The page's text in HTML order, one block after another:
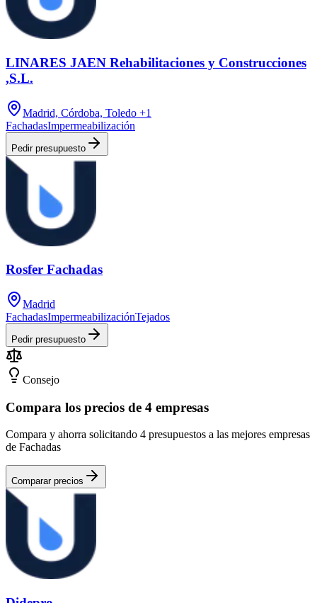
LINARES JAEN Rehabilitaciones y Construcciones
,S.L.
Madrid, Córdoba, Toledo +1
FachadasImpermeabilización
Pedir presupuesto
Rosfer Fachadas
Madrid
FachadasImpermeabilizaciónTejados
Pedir presupuesto
Consejo
Compara los precios de 4 empresas
Compara y ahorra solicitando 4 presupuestos a las mejores empresas
de Fachadas
Comparar precios